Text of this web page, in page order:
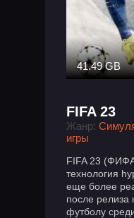
41.49 GB
FIFA 23
Жанр:
игры
FIFA 23
технология
еще более
после релиза
футболу